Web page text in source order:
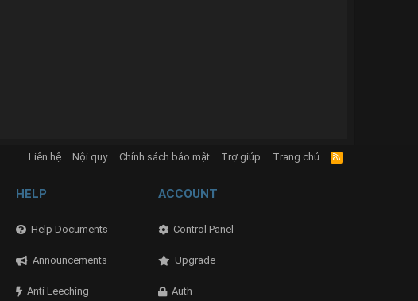
Liên hệ Nội quy Chính sách bảo mật Trợ giúp Trang chủ
R
S
HELP
Help Documents
Announcements
Anti Leeching
ACCOUNT
Control Panel
Upgrade
Auth